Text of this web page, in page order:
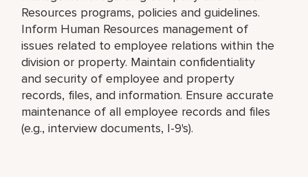
Resources programs, policies and guidelines.
Inform Human Resources management of
issues related to employee relations within the
division or property. Maintain confidentiality
and security of employee and property
records, files, and information. Ensure accurate
maintenance of all employee records and files
(e.g., interview documents, I-9's).